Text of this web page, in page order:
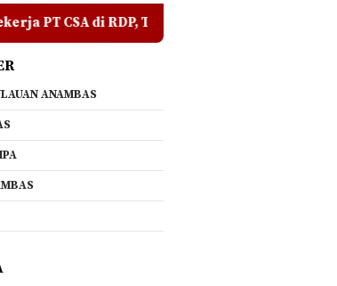
Ada yang Mengadu Domba Masyarakat
ANAMBAS